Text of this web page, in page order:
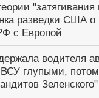
разведки США о
с Европой
водителя
глупыми,
Зеленского"